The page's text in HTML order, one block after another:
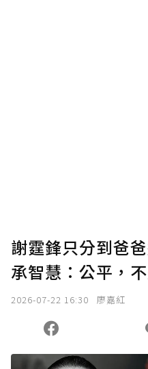
謝霆鋒只分到爸
承智慧：公平，
2026-07-22 16:30 廖嘉紅